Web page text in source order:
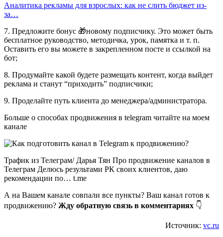
Аналитика рекламы для взрослых: как не слить бюджет из-
за…
7. Предложите бонус 🎁новому подписчику. Это может быть
бесплатное руководство, методичка, урок, памятка и т. п.
Оставить его вы можете в закрепленном посте и ссылкой на
бот;
8. Продумайте какой будете размещать контент, когда выйдет
реклама и станут “приходить” подписчики;
9. Проделайте путь клиента до менеджера/администратора.
Больше о способах продвижения в telegram читайте на моем
канале
Трафик из Телеграм/ Дарья Тян Про продвижение каналов в
Телеграм Делюсь результами РК своих клиентов, даю
рекомендации по… t.me
А на Вашем канале совпали все пункты? Ваш канал готов к
продвижению? Жду обратную связь в комментариях 👇
Источник: vc.ru